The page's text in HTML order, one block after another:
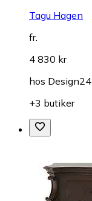
Tagu Hagen
fr.
4 830 kr
hos Design24
+3 butiker